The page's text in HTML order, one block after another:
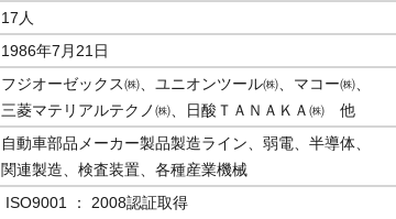
17人
1986年7月21日
フジオーゼックス㈱、ユニオンツール㈱、マコー㈱、
三菱マテリアルテクノ㈱、日酸ＴＡＮＡＫＡ㈱ 他
自動車部品メーカー製品製造ライン、弱電、半導体、
関連製造、検査装置、各種産業機械
ISO9001 ： 2008認証取得